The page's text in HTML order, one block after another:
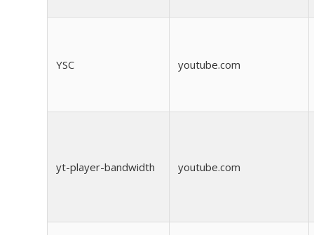
YSC youtube.com
yt-player-bandwidth youtube.com